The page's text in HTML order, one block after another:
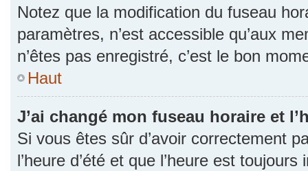
Notez que la modification du fuseau
paramètres, n’est accessible qu’aux
n’êtes pas enregistré, c’est le bon
Haut
J’ai changé mon fuseau horaire et
Si vous êtes sûr d’avoir correctement
l’heure d’été et que l’heure est